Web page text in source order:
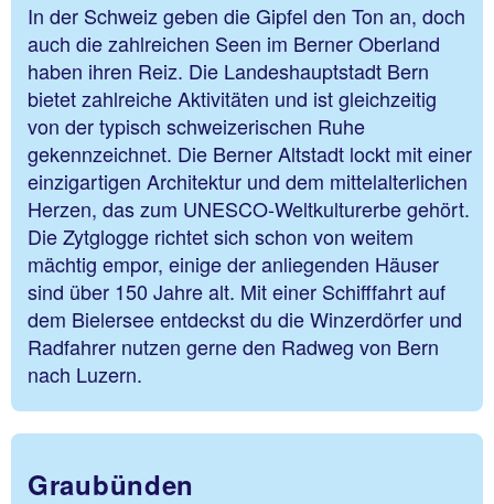
In der Schweiz geben die Gipfel den Ton an, doch
auch die zahlreichen Seen im Berner Oberland
haben ihren Reiz. Die Landeshauptstadt Bern
bietet zahlreiche Aktivitäten und ist gleichzeitig
von der typisch schweizerischen Ruhe
gekennzeichnet. Die Berner Altstadt lockt mit einer
einzigartigen Architektur und dem mittelalterlichen
Herzen, das zum UNESCO-Weltkulturerbe gehört.
Die Zytglogge richtet sich schon von weitem
mächtig empor, einige der anliegenden Häuser
sind über 150 Jahre alt. Mit einer Schifffahrt auf
dem Bielersee entdeckst du die Winzerdörfer und
Radfahrer nutzen gerne den Radweg von Bern
nach Luzern.
Graubünden